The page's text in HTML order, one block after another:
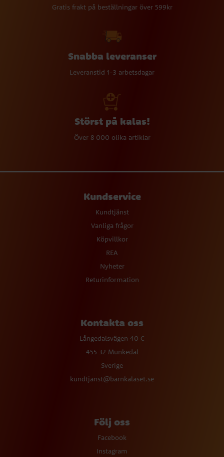
Gratis frakt på beställningar över 599kr
Snabba leveranser
Leveranstid 1-3 arbetsdagar
Störst på kalas!
Över 8 000 olika artiklar
Kundservice
Kundtjänst
Vanliga frågor
Köpvillkor
REA
Nyheter
Returinformation
Kontakta oss
Långedalsvägen 40 C
455 32 Munkedal
Sverige
kundtjanst@barnkalaset.se
Följ oss
Facebook
Instagram